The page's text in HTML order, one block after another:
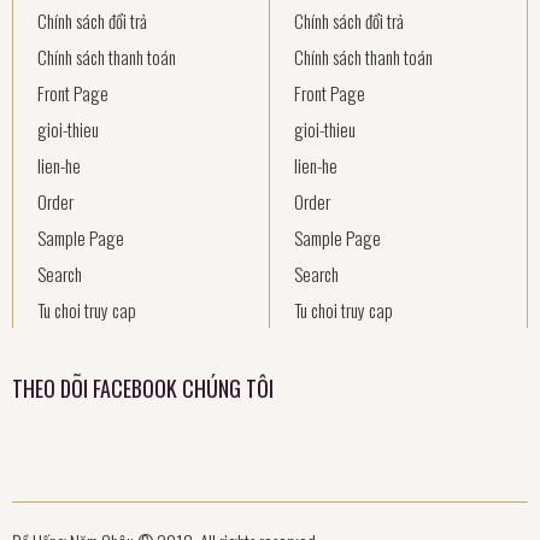
Chính sách đổi trả
Chính sách thanh toán
Front Page
gioi-thieu
lien-he
Order
Sample Page
Search
Tu choi truy cap
Chính sách đổi trả
Chính sách thanh toán
Front Page
gioi-thieu
lien-he
Order
Sample Page
Search
Tu choi truy cap
THEO DÕI FACEBOOK CHÚNG TÔI